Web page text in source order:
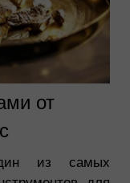
от
из самых